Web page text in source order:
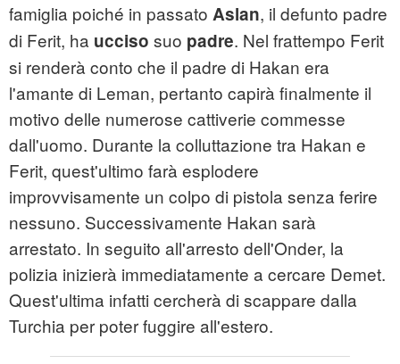
famiglia poiché in passato Aslan, il defunto padre
di Ferit, ha ucciso suo padre. Nel frattempo Ferit
si renderà conto che il padre di Hakan era
l'amante di Leman, pertanto capirà finalmente il
motivo delle numerose cattiverie commesse
dall'uomo. Durante la colluttazione tra Hakan e
Ferit, quest'ultimo farà esplodere
improvvisamente un colpo di pistola senza ferire
nessuno. Successivamente Hakan sarà
arrestato. In seguito all'arresto dell'Onder, la
polizia inizierà immediatamente a cercare Demet.
Quest'ultima infatti cercherà di scappare dalla
Turchia per poter fuggire all'estero.